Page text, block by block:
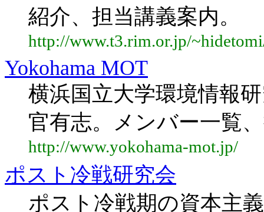
紹介、担当講義案内。
http://www.t3.rim.or.jp/
Yokohama MOT
横浜国立大学環境情報
官有志。メンバー一覧
http://www.yokohama-mot.jp/
ポスト冷戦研究会
ポスト冷戦期の資本主